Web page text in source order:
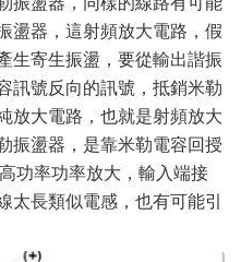
盪器，這射頻放大電路，假
生寄生振盪，要從輸出諧振
訊號反向的訊號，抵銷米勒
放大電路，也就是射頻放大
振盪器，是靠米勒電容回授
功率功率放大，輸入端接
太長類似電感，也有可能引